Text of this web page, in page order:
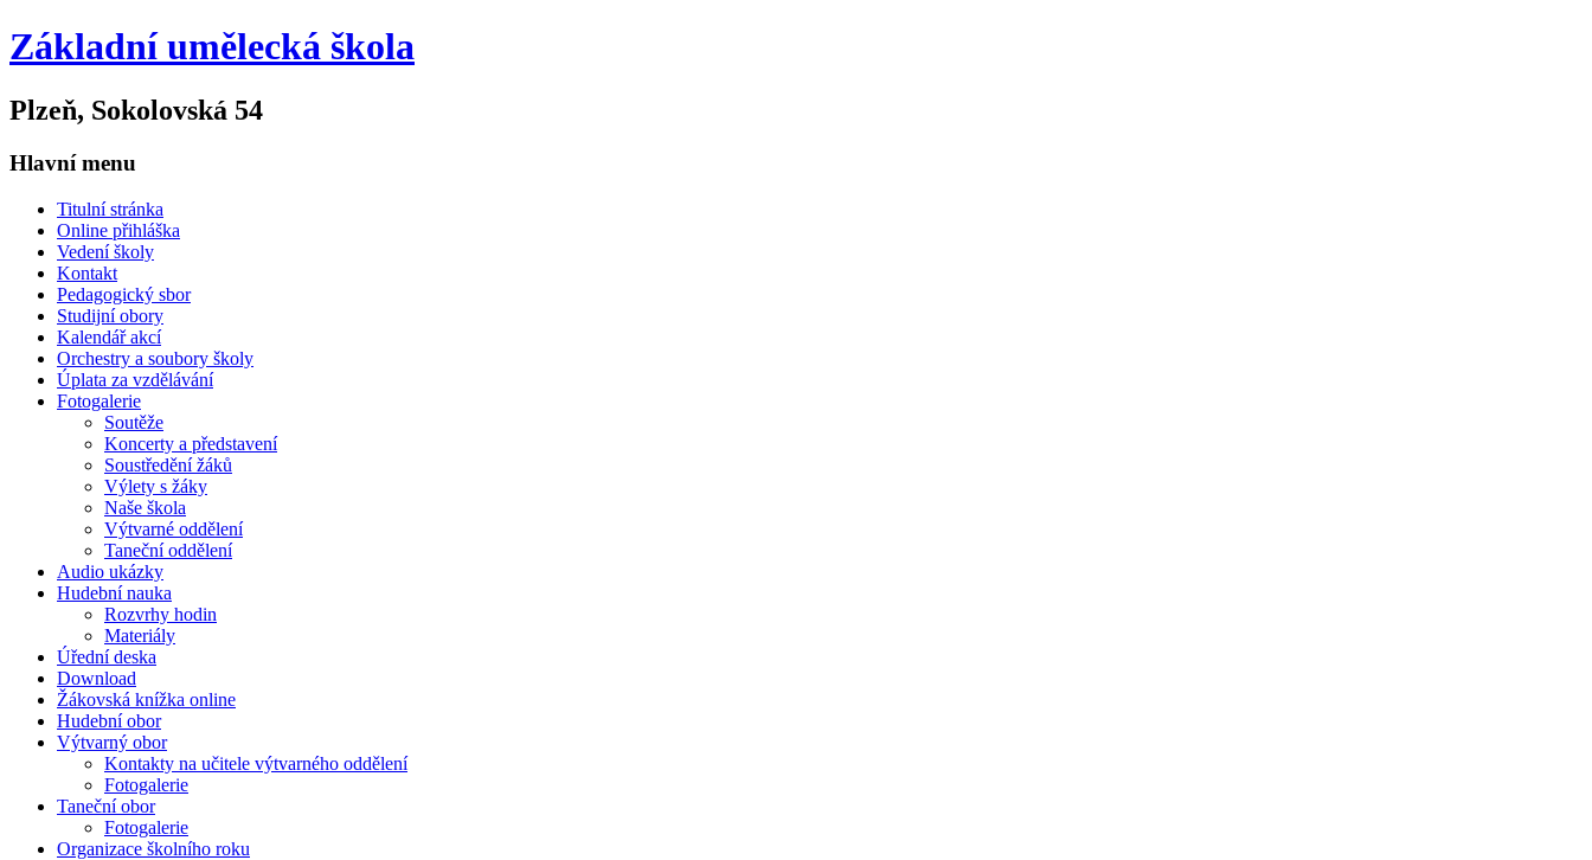
Základní umělecká škola
Plzeň, Sokolovská 54
Hlavní menu
Titulní stránka
Online přihláška
Vedení školy
Kontakt
Pedagogický sbor
Studijní obory
Kalendář akcí
Orchestry a soubory školy
Úplata za vzdělávání
Fotogalerie
Soutěže
Koncerty a představení
Soustředění žáků
Výlety s žáky
Naše škola
Výtvarné oddělení
Taneční oddělení
Audio ukázky
Hudební nauka
Rozvrhy hodin
Materiály
Úřední deska
Download
Žákovská knížka online
Hudební obor
Výtvarný obor
Kontakty na učitele výtvarného oddělení
Fotogalerie
Taneční obor
Fotogalerie
Organizace školního roku